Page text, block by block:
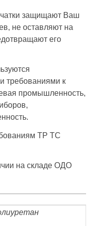
защищают Ваш
не оставляют на
его
требованиями к
промышленность,
ТР ТС
на складе ОДО